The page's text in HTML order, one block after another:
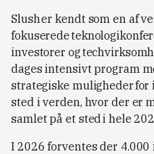
Slush er kendt som en af
fokuserede
investorer og
dages intensivt program
strategiske muligheder for
sted i verden, hvor der er
samlet på et sted i hele
I 2026 forventes der 4.000